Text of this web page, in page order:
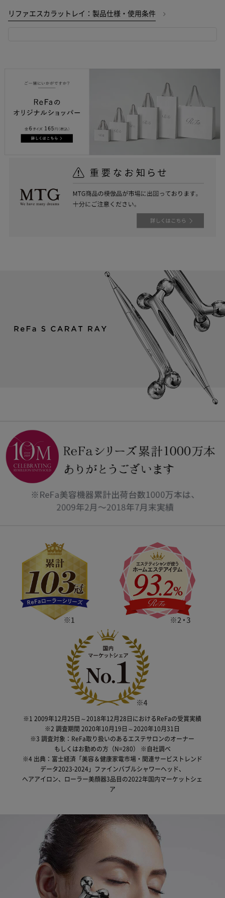
リファエスカラットレイ：製品仕様・使用条件
※1 2009年12月25日～2018年12月28日におけるReFaの受賞実績
※2 調査期間 2020年10月19日～2020年10月31日
※3 調査対象：ReFa取り扱いのあるエステサロンのオーナー
もしくはお勤めの方（N=280） ※自社調べ
※4 出典：富士経済「美容＆健康家電市場・関連サービストレンド
データ2023-2024」ファインバブルシャワーヘッド、
へアアイロン、ローラー美顔器3品目の2022年国内マーケットシェ
ア